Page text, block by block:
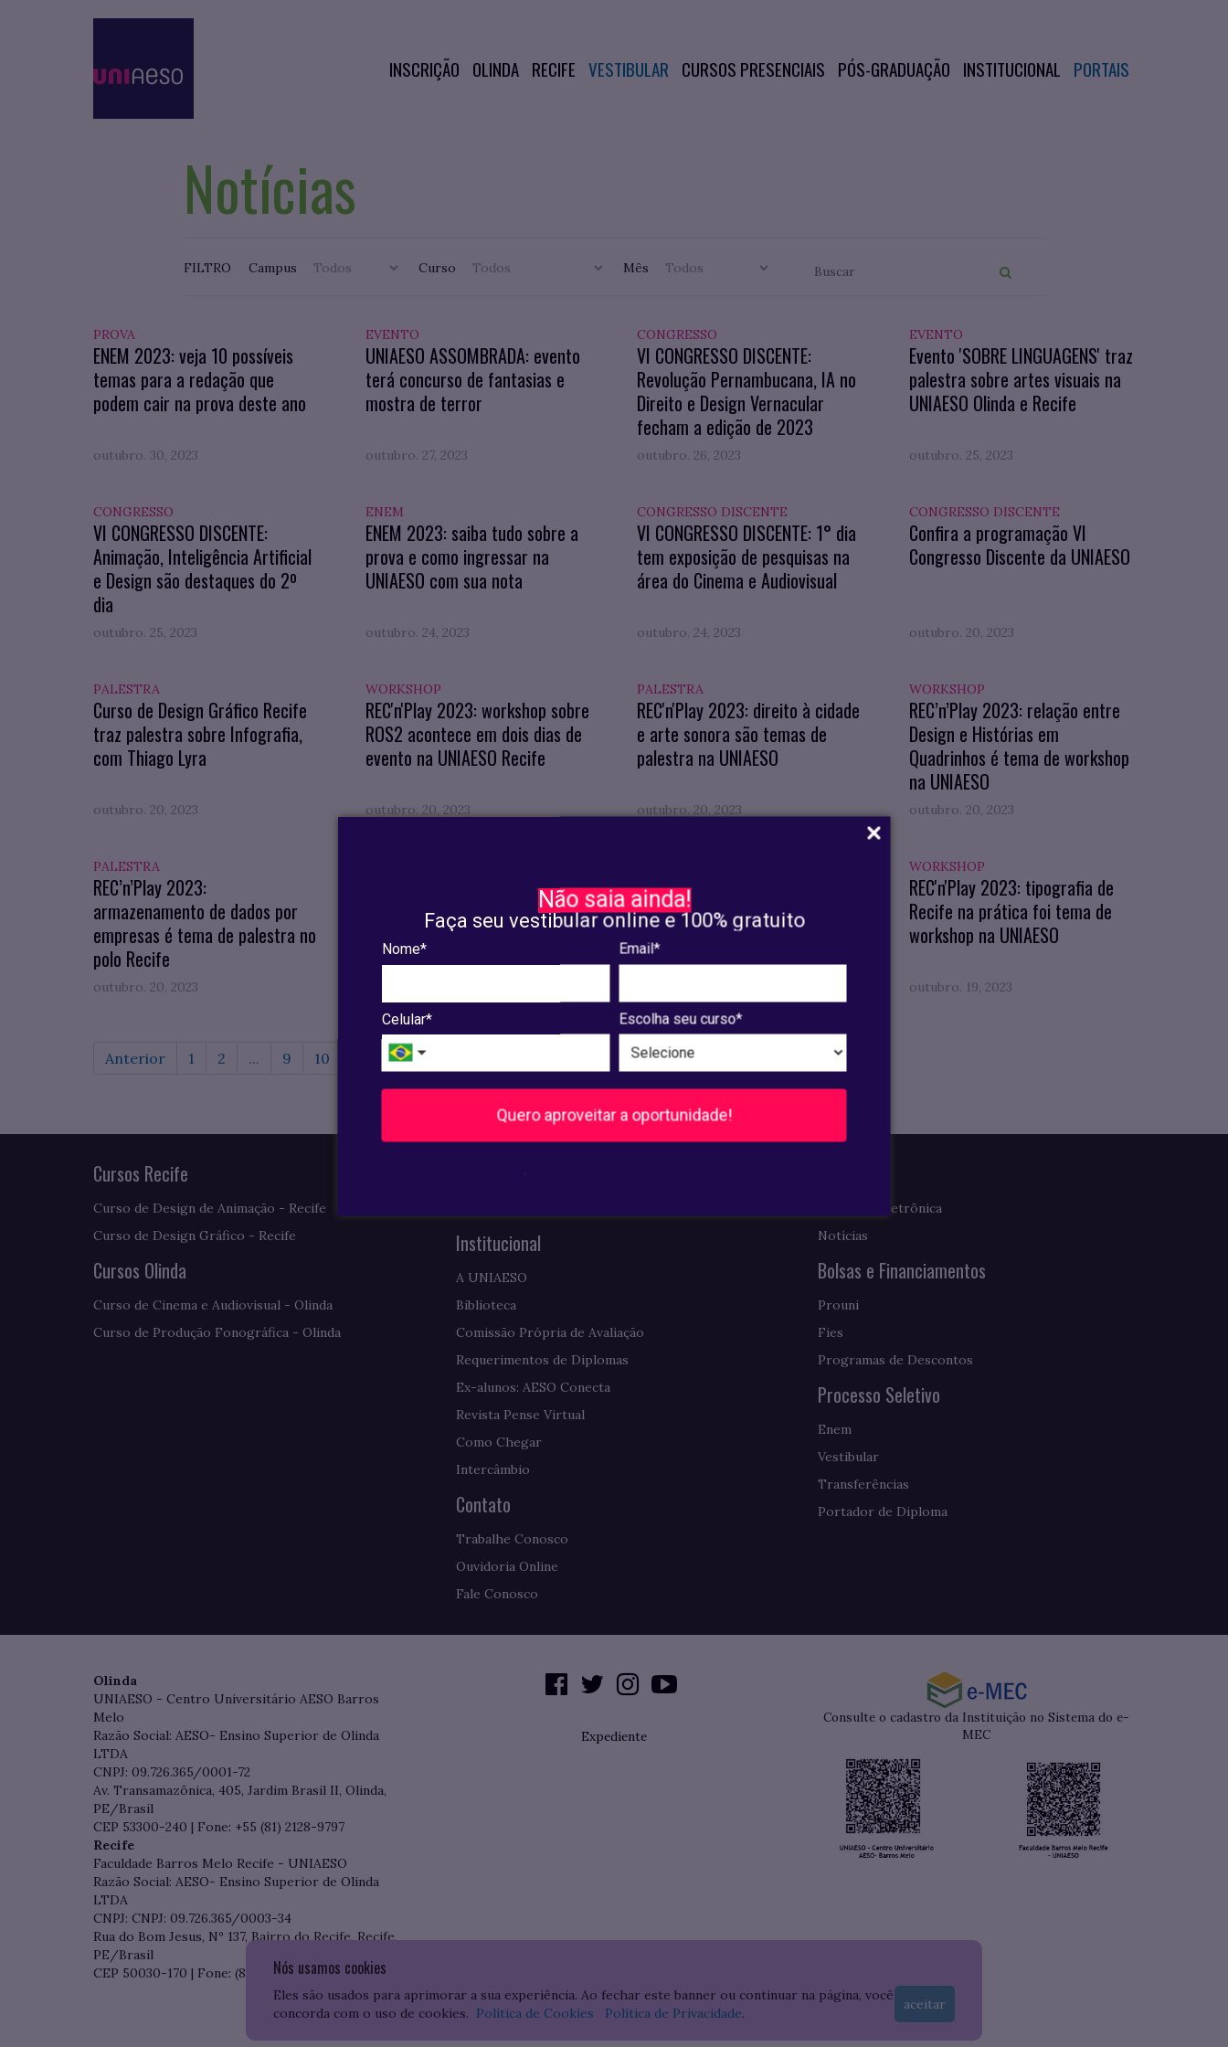
Não saia ainda!
Faça seu vestibular online e 100% gratuito
Nome* Email*
Celular* Escolha seu curso*
Quero aproveitar a oportunidade!
INSCRIÇÃO OLINDA RECIFE VESTIBULAR CURSOS PRESENCIAIS PÓS-GRADUAÇÃO INSTITUCIONAL PORTAIS
Notícias
FILTRO Campus Curso Mês
PROVA
ENEM 2023: veja 10 possíveis
temas para a redação que
podem cair na prova deste ano
outubro. 30, 2023
EVENTO
UNIAESO ASSOMBRADA: evento
terá concurso de fantasias e
mostra de terror
outubro. 27, 2023
CONGRESSO
VI CONGRESSO DISCENTE:
Revolução Pernambucana, IA no
Direito e Design Vernacular
fecham a edição de 2023
outubro. 26, 2023
EVENTO
Evento 'SOBRE LINGUAGENS' traz
palestra sobre artes visuais na
UNIAESO Olinda e Recife
outubro. 25, 2023
CONGRESSO
VI CONGRESSO DISCENTE:
Animação, Inteligência Artificial
e Design são destaques do 2º
dia
outubro. 25, 2023
ENEM
ENEM 2023: saiba tudo sobre a
prova e como ingressar na
UNIAESO com sua nota
outubro. 24, 2023
CONGRESSO DISCENTE
VI CONGRESSO DISCENTE: 1° dia
tem exposição de pesquisas na
área do Cinema e Audiovisual
outubro. 24, 2023
CONGRESSO DISCENTE
Confira a programação VI
Congresso Discente da UNIAESO
outubro. 20, 2023
PALESTRA
Curso de Design Gráfico Recife
traz palestra sobre Infografia,
com Thiago Lyra
outubro. 20, 2023
WORKSHOP
REC'n'Play 2023: workshop sobre
ROS2 acontece em dois dias de
evento na UNIAESO Recife
outubro. 20, 2023
PALESTRA
REC'n'Play 2023: direito à cidade
e arte sonora são temas de
palestra na UNIAESO
outubro. 20, 2023
WORKSHOP
REC’n’Play 2023: relação entre
Design e Histórias em
Quadrinhos é tema de workshop
na UNIAESO
outubro. 20, 2023
PALESTRA
REC’n’Play 2023:
armazenamento de dados por
empresas é tema de palestra no
polo Recife
outubro. 20, 2023
REC’n’Play 2023: mobilidade
urbana é debatida em palestra
na UNIAESO
REC'n'Play 2023: E-Down e
formação continuada foram
temas no polo Recife
WORKSHOP
REC'n'Play 2023: tipografia de
Recife na prática foi tema de
workshop na UNIAESO
outubro. 19, 2023
Anterior 1 2 ... 9 10 12 241 Próxima
Nós usamos cookies
Eles são usados para aprimorar a sua experiência. Ao fechar este banner ou continuar na página, você
concorda com o uso de cookies. Política de Cookies Política de Privacidade.
aceitar
Cursos Recife
Curso de Design de Animação - Recife
Curso de Design Gráfico - Recife
Cursos Olinda
Curso de Cinema e Audiovisual - Olinda
Curso de Produção Fonográfica - Olinda
Pós-Graduação
Institucional
A UNIAESO
Biblioteca
Comissão Própria de Avaliação
Requerimentos de Diplomas
Ex-alunos: AESO Conecta
Revista Pense Virtual
Como Chegar
Intercâmbio
Contato
Trabalhe Conosco
Ouvidoria Online
Fale Conosco
Clipagem Eletrônica
Notícias
Bolsas e Financiamentos
Prouni
Fies
Programas de Descontos
Processo Seletivo
Enem
Vestibular
Transferências
Portador de Diploma
Olinda
UNIAESO - Centro Universitário AESO Barros
Melo
Razão Social: AESO- Ensino Superior de Olinda
LTDA
CNPJ: 09.726.365/0001-72
Av. Transamazônica, 405, Jardim Brasil II, Olinda,
PE/Brasil
CEP 53300-240 | Fone: +55 (81) 2128-9797
Recife
Faculdade Barros Melo Recife - UNIAESO
Razão Social: AESO- Ensino Superior de Olinda
LTDA
CNPJ: CNPJ: 09.726.365/0003-34
Rua do Bom Jesus, Nº 137, Bairro do Recife, Recife,
PE/Brasil
CEP 50030-170 | Fone: (81) 3204-7536
Expediente
Consulte o cadastro da Instituição no Sistema do e-
MEC